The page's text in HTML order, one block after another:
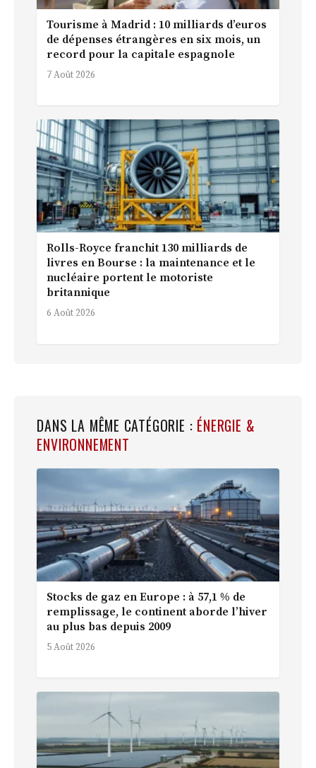
Tourisme à Madrid : 10 milliards d’euros
de dépenses étrangères en six mois, un
record pour la capitale espagnole
7 Août 2026
Rolls-Royce franchit 130 milliards de
livres en Bourse : la maintenance et le
nucléaire portent le motoriste
britannique
6 Août 2026
DANS LA MÊME CATÉGORIE : ÉNERGIE &
ENVIRONNEMENT
Stocks de gaz en Europe : à 57,1 % de
remplissage, le continent aborde l’hiver
au plus bas depuis 2009
5 Août 2026